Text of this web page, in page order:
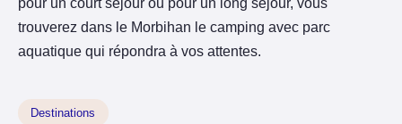
trouverez dans le Morbihan le camping avec parc
aquatique qui répondra à vos attentes.
Destinations